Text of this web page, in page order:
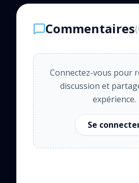
Commentaires(
Connectez-vous pour
discussion et
expérience.
Se